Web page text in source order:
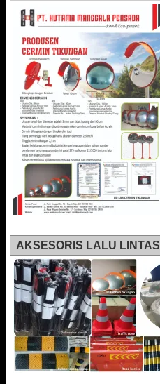
AKSESORIS LALU LINTAS